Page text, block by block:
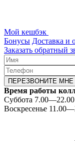
Мой кешбэк
Бонусы Доставка и
Заказать обратный
ПЕРЕЗВОНИТЕ МНЕ
Время работы
Суббота 7.00—22.00
Воскресенье